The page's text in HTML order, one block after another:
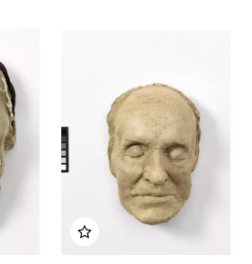
hinzufügenZu meinem Album